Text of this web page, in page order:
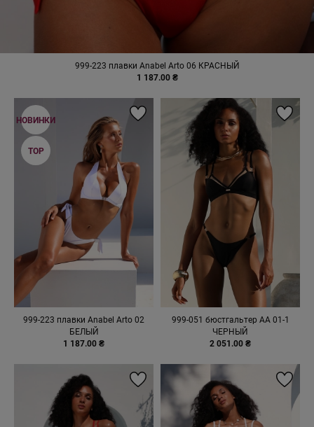
999-223 плавки Anabel Arto 06 КРАСНЫЙ
1 187.00 ₴
999-223 плавки Anabel Arto 02
БЕЛЫЙ
1 187.00 ₴
НОВИНКИ
TOP
999-051 бюстгальтер AA 01-1
ЧЕРНЫЙ
2 051.00 ₴